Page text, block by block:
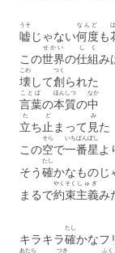
嘘
うそ
じゃない何度
なんど
も
この世界
せかい
の仕組
しく
み
壊
こわ
して創
つく
られた
言葉
ことば
の本質
ほんしつ
の中
なか
立
た
ち止
ど
まって 見
み
た
この空
そら
で一番星
いちばんぼし
よ
そう確
たし
かなものじ
まるで約束
やくそく
主義
しゅぎ
み
キラキラ確
たし
かなフ
あたら つき ふく